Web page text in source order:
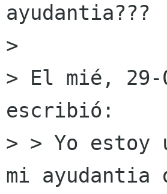
ayudantia???
>
> El mié, 29-
escribió:
> > Yo estoy
mi ayudantia